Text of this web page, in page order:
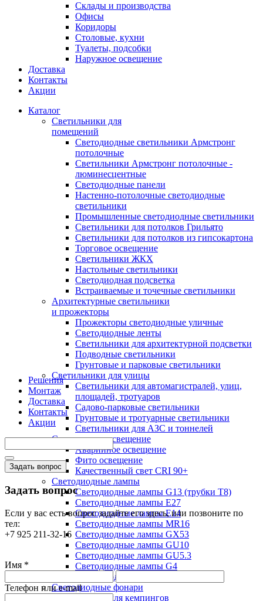
Склады и производства
Офисы
Коридоры
Столовые, кухни
Туалеты, подсобки
Наружное освещение
Доставка
Контакты
Акции
Каталог
Светильники для
помещений
Светодиодные светильники Армстронг
потолочные
Светильники Армстронг потолочные -
люминесцентные
Светодиодные панели
Настенно-потолочные светодиодные
светильники
Промышленные светодиодные светильники
Светильники для потолков Грильято
Светильники для потолков из гипсокартона
Торговое освещение
Светильники ЖКХ
Настольные светильники
Светодиодная подсветка
Встраиваемые и точечные светильники
Архитектурные светильники
и прожекторы
Прожекторы светодиодные уличные
Светодиодные ленты
Светильники для архитектурной подсветки
Подводные светильники
Грунтовые и парковые светильники
Светильники для улицы
Светильники для автомагистралей, улиц,
площадей, тротуаров
Садово-парковые светильники
Грунтовые и тротуарные светильники
Светильники для АЗС и тоннелей
Специальное освещение
Аварийное освещение
Фито освещение
Качественный свет CRI 90+
Светодиодные лампы
Светодиодные лампы G13 (трубки T8)
Светодиодные лампы Е27
Светодиодные лампы Е14
Светодиодные лампы MR16
Светодиодные лампы GX53
Светодиодные лампы GU10
Светодиодные лампы GU5.3
Светодиодные лампы G4
Светодиодные лампы G9
Светодиодные фонари
Фонари для кемпингов
Решения
Монтаж
Доставка
Контакты
Акции
Задать вопрос
Задать вопрос
Если у вас есть вопрос задайте его здесь, или позвоните по
тел:
+7 925 211-32-16
Имя *
Телефон или e-mail